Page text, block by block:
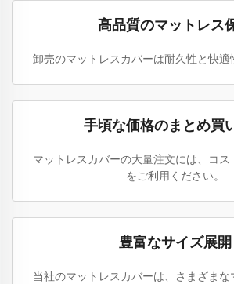
高品質のマットレス
卸売のマットレスカバーは耐久性と快適
手頃な価格のまとめ買
マットレスカバーの大量注文には、コス
をご利用ください。
豊富なサイズ展開
当社のマットレスカバーは、さまざまな